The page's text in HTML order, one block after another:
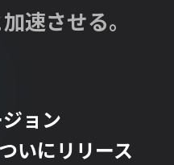
速させる。
ョン
ついにリリース